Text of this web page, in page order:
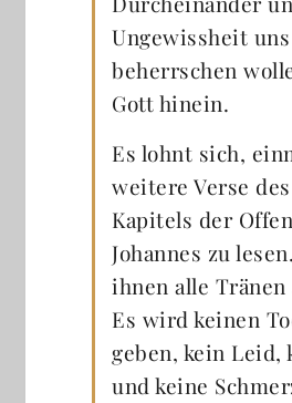
Ungewissheit uns
beherrschen
Gott hinein.
Es lohnt sich,
weitere Verse des
Kapitels der
Johannes zu
ihnen alle
Es wird keinen
geben, kein Leid,
und keine